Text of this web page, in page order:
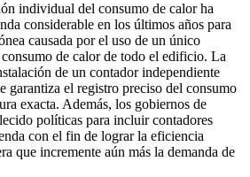
individual del consumo de calor ha
considerable en los últimos años para
causada por el uso de un único
de calor de todo el edificio. La
de un contador independiente
garantiza el registro preciso del consumo
exacta. Además, los gobiernos de
políticas para incluir contadores
con el fin de lograr la eficiencia
que incremente aún más la demanda de